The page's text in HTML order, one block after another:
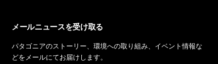
メールニュースを受け取る
パタゴニアのストーリー、環境への取り組み、イベント情報な
どをメールにてお届けします。